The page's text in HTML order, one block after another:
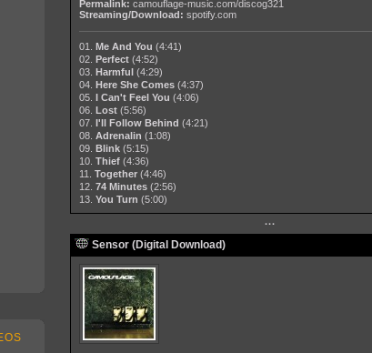
Permalink: camouflage-music.com/discog321
Streaming/Download: spotify.com
01. Me And You (4:41)
02.
Perfect (4:52)
03.
Harmful (4:29)
04.
Here She Comes (4:37)
05.
I Can't Feel You (4:06)
06.
Lost (5:56)
07.
I'll Follow Behind (4:21)
08. Adrenalin (1:08)
09.
Blink (5:15)
10. Thief (4:36)
11. Together (4:46)
12. 74 Minutes (2:56)
13. You Turn (5:00)
···
Sensor (Digital Download)